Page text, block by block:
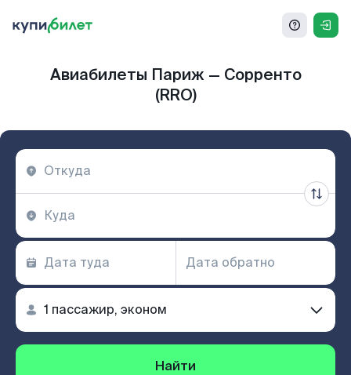
Авиабилеты Париж — Сорренто
(RRO)
Найти